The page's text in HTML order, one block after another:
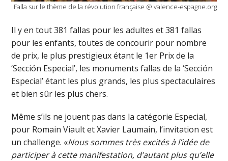
Falla sur le thème de la révolution française @ valence-espagne.org
Il y en tout 381 fallas pour les adultes et 381 fallas
pour les enfants, toutes de concourir pour nombre
de prix, le plus prestigieux étant le 1er Prix de la
‘Sección Especial’, les monuments fallas de la ‘Sección
Especial’ étant les plus grands, les plus spectaculaires
et bien sûr les plus chers.
Même s’ils ne jouent pas dans la catégorie Especial,
pour Romain Viault et Xavier Laumain, l’invitation est
un challenge. «Nous sommes très excités à l’idée de
participer à cette manifestation, d’autant plus qu’elle